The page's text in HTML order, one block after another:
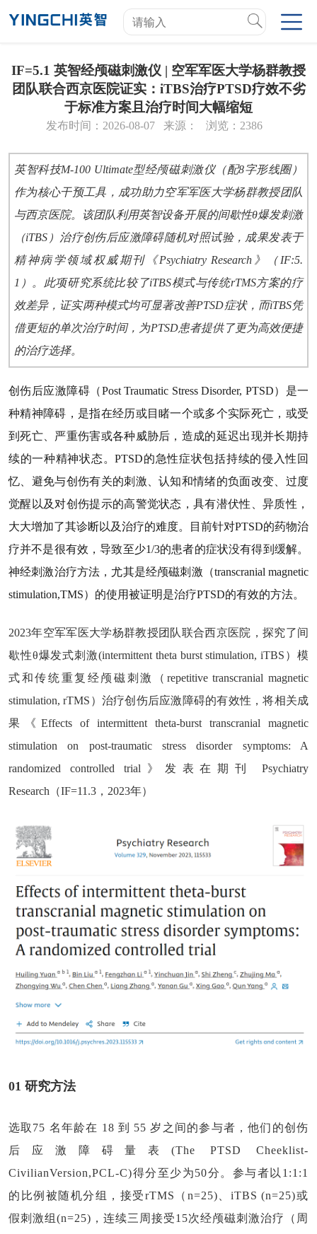
IF=5.1 英智经颅磁刺激仪 | 空军军医大学杨群教授
团队联合西京医院证实：iTBS治疗PTSD疗效不劣
于标准方案且治疗时间大幅缩短
发布时间：2026-08-07 来源： 浏览：2386
英智科技M-100 Ultimate型经颅磁刺激仪（配8字形线圈）
作为核心干预工具，成功助力空军军医大学杨群教授团队
与西京医院。该团队利用英智设备开展的间歇性θ爆发刺激
（iTBS）治疗创伤后应激障碍随机对照试验，成果发表于
精神病学领域权威期刊《Psychiatry Research》（IF:5.
1）。此项研究系统比较了iTBS模式与传统rTMS方案的疗
效差异，证实两种模式均可显著改善PTSD症状，而iTBS凭
借更短的单次治疗时间，为PTSD患者提供了更为高效便捷
的治疗选择。
创伤后应激障碍（Post Traumatic Stress Disorder, PTSD）是一
种精神障碍，是指在经历或目睹一个或多个实际死亡，或受
到死亡、严重伤害或各种威胁后，造成的延迟出现并长期持
续的一种精神状态。PTSD的急性症状包括持续的侵入性回
忆、避免与创伤有关的刺激、认知和情绪的负面改变、过度
觉醒以及对创伤提示的高警觉状态，具有潜伏性、异质性，
大大增加了其诊断以及治疗的难度。目前针对PTSD的药物治
疗并不是很有效，导致至少1/3的患者的症状没有得到缓解。
神经刺激治疗方法，尤其是经颅磁刺激（transcranial magnetic
stimulation,TMS）的使用被证明是治疗PTSD的有效的方法。
2023年空军军医大学杨群教授团队联合西京医院， 探究了间
歇性θ爆发式刺激(intermittent theta burst stimulation, iTBS） 模
式和传统重复经颅磁刺激（repetitive transcranial magnetic
stimulation, rTMS）治疗创伤后应激障碍的有效性，将相关成
果《 Effects of intermittent theta-burst transcranial magnetic
stimulation on post-traumatic stress disorder symptoms: A
randomized controlled trial 》发表在期刊 Psychiatry
Research（IF=11.3，2023年）
01 研究方法
选取75 名年龄在 18 到 55 岁之间的参与者，他们的创伤
后应激障碍量表(The PTSD Cheeklist-
CivilianVersion,PCL-C)得分至少为50分。参与者以1:1:1
的比例被随机分组，接受rTMS（n=25)、iTBS (n=25)或
假刺激组(n=25)，连续三周接受15次经颅磁刺激治疗（周